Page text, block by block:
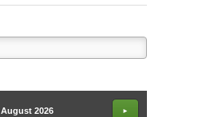
►
August 2026